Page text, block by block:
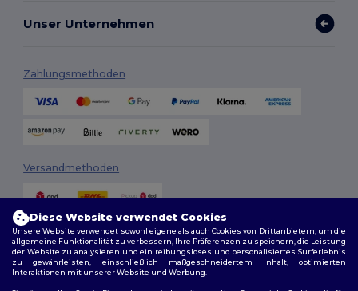
Unser Unternehmen
Zahlungsmethoden
Versandmethoden
Diese Website verwendet Cookies
Unsere Website verwendet sowohl eigene als auch Cookies von Drittanbietern, um die
allgemeine Funktionalität zu verbessern, Ihre Präferenzen zu speichern, die Leistung
der Website zu analysieren und ein reibungsloses und personalisiertes Surferlebnis
zu gewährleisten, einschließlich maßgeschneidertem Inhalt, optimierten
Interaktionen mit unserer Website und Werbung.